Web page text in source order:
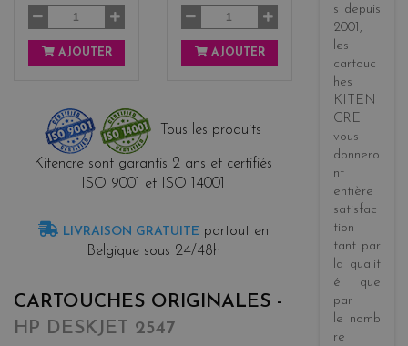
AJOUTER AJOUTER
Tous les produits
Kitencre sont garantis 2 ans et certifiés
ISO 9001 et ISO 14001
LIVRAISON GRATUITE partout en
Belgique sous 24/48h
CARTOUCHES ORIGINALES -
HP DESKJET 2547
s depuis
2001 ,
les
cartouc
hes
KITEN
CRE
vous
donnero
nt
entière
satisfac
tion
tant par
la qualit
é que
par
le nomb
re